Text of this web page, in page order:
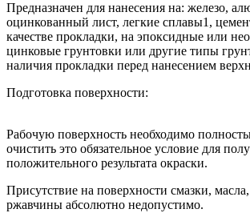
Предназначен для нанесения на: железо,
оцинкованный лист, легкие сплавы1,
качестве прокладки, на эпоксидные или
цинковые грунтовки или другие типы
наличия прокладки перед нанесением
Подготовка поверхности:
Рабочую поверхность необходимо
очистить это обязательное условие для
положительного результата окраски.
Присутствие на поверхности смазки,
ржавчины абсолютно недопустимо.